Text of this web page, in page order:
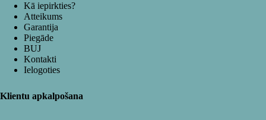
Kā iepirkties?
Atteikums
Garantija
Piegāde
BUJ
Kontakti
Ielogoties
Klientu apkalpošana